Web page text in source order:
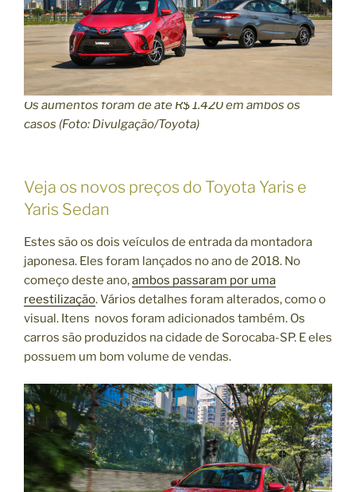
Os aumentos foram de até R$ 1.420 em ambos os
casos (Foto: Divulgação/Toyota)
Veja os novos preços do Toyota Yaris e
Yaris Sedan
Estes são os dois veículos de entrada da montadora
japonesa. Eles foram lançados no ano de 2018. No
começo deste ano,ambos passaram por uma
reestilização. Vários detalhes foram alterados, como o
visual. Itens novos foram adicionados também. Os
carros são produzidos na cidade de Sorocaba-SP. E eles
possuem um bom volume de vendas.